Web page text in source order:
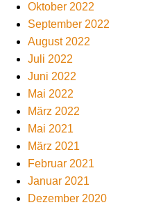
Oktober 2022
September 2022
August 2022
Juli 2022
Juni 2022
Mai 2022
März 2022
Mai 2021
März 2021
Februar 2021
Januar 2021
Dezember 2020